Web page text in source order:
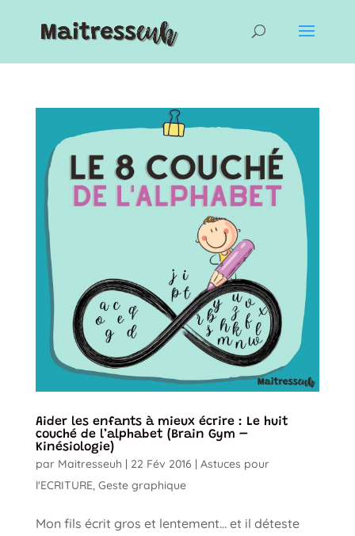
Aider les enfants à mieux écrire : Le huit
couché de l’alphabet (Brain Gym –
Kinésiologie)
par Maitresseuh 22 Fév 2016
Astuces pour
l'ECRITURE, Geste graphique
Mon fils écrit gros et lentement… et il déteste